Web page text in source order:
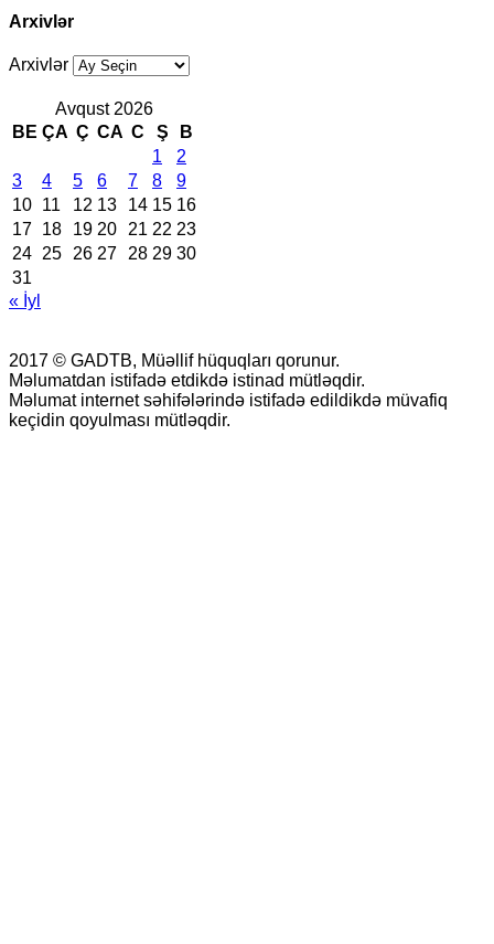
Arxivlər
Arxivlər
Avqust 2026
BE ÇA Ç CA C Ş
B
1
2
3
4 5 6 7 8
9
10 11 12 13 14 15 16
17 18 19 20 21 22 23
24 25 26 27 28 29 30
31
« İyl
2017 © GADTB, Müəllif hüquqları qorunur.
Məlumatdan istifadə etdikdə istinad mütləqdir.
Məlumat internet səhifələrində istifadə edildikdə müvafiq
keçidin qoyulması mütləqdir.